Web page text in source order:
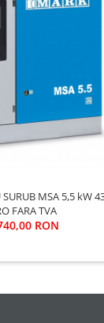
5,5 kW 4370
FARA TVA
RON